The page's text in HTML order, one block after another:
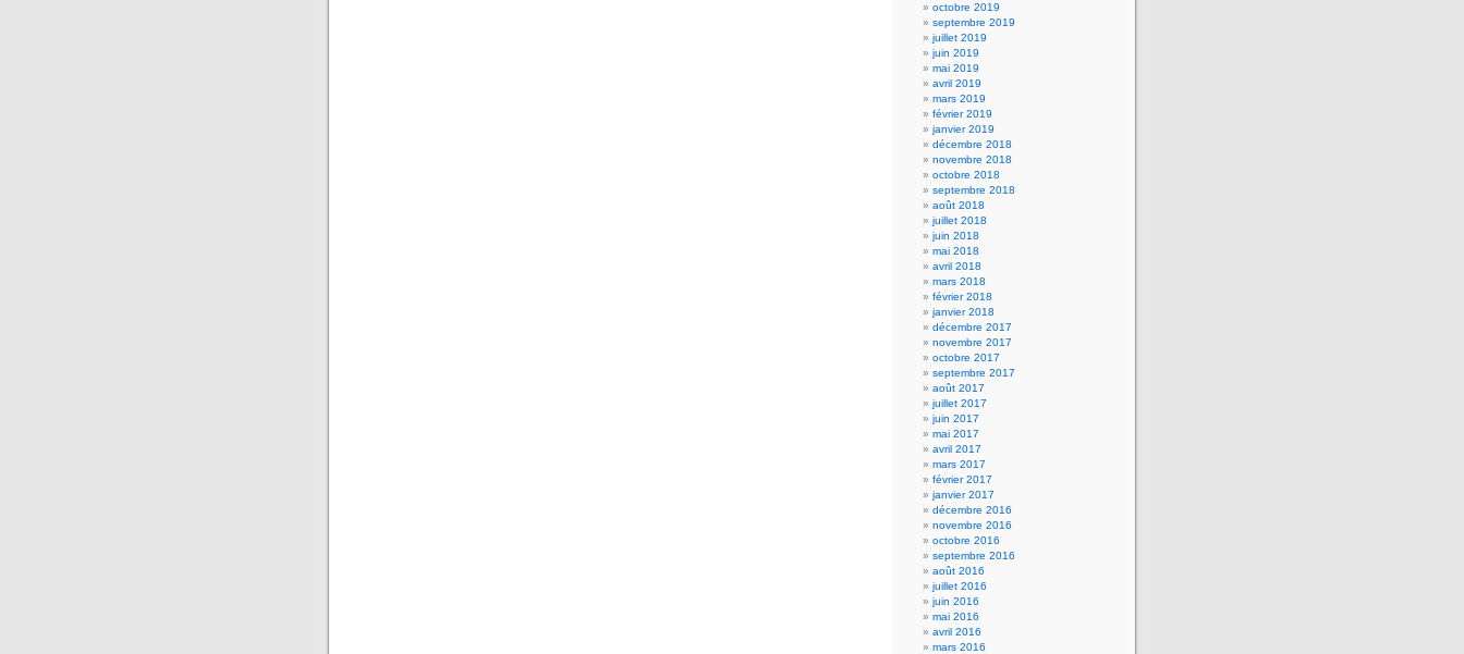
octobre 2019
septembre 2019
juillet 2019
juin 2019
mai 2019
avril 2019
mars 2019
février 2019
janvier 2019
décembre 2018
novembre 2018
octobre 2018
septembre 2018
août 2018
juillet 2018
juin 2018
mai 2018
avril 2018
mars 2018
février 2018
janvier 2018
décembre 2017
novembre 2017
octobre 2017
septembre 2017
août 2017
juillet 2017
juin 2017
mai 2017
avril 2017
mars 2017
février 2017
janvier 2017
décembre 2016
novembre 2016
octobre 2016
septembre 2016
août 2016
juillet 2016
juin 2016
mai 2016
avril 2016
mars 2016